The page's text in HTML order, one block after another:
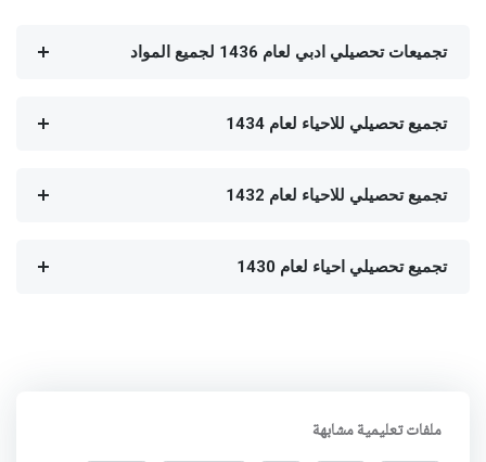
تجميعات تحصيلي ادبي لعام 1436 لجميع المواد
تجميع تحصيلي للاحياء لعام 1434
تجميع تحصيلي للاحياء لعام 1432
تجميع تحصيلي احياء لعام 1430
ملفات تعليمية مشابهة